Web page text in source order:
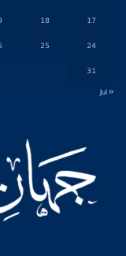
17
18
24
25
31
« Jul